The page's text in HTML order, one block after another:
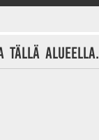
tällä alueella.